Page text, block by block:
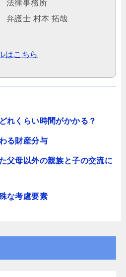
法律事務所
弁護士 村本 拓哉
はこちら
れくらい時間がかかる？
る財産分与
父母以外の親族と子の交流に
な考慮要素